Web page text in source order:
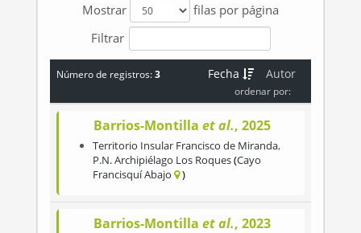
Mostrar
filas por página
Filtrar
Número de registros:3 Autor
Fecha
ordenar por:
Barrios-Montilla et al., 2025
Territorio Insular Francisco de Miranda,
P.N. Archipiélago Los Roques Cayo
Francisquí Abajo
Barrios-Montilla et al., 2023